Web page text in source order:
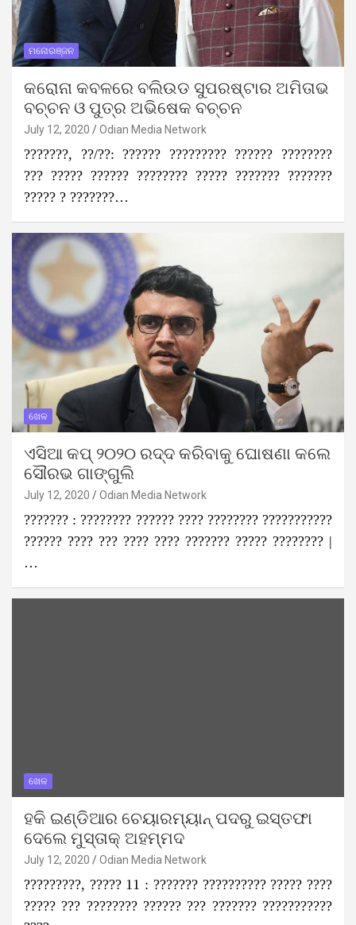
ମନୋରଞ୍ଜନ
କରୋନା କବଳରେ ବଲିଉଡ ସୁପରଷ୍ଟାର ଅମିତାଭ
ବଚ୍ଚନ ଓ ପୁତ୍ର ଅଭିଷେକ ବଚ୍ଚନ
July 12, 2020 Odian Media Network
???????, ??/??: ?????? ????????? ?????? ????????
??? ????? ?????? ???????? ????? ??????? ???????
????? ? ???????…
ଖେଳ
ଏସିଆ କପ୍ ୨୦୨୦ ରଦ୍ଦ କରିବାକୁ ଘୋଷଣା କଲେ
ସୌରଭ ଗାଙ୍ଗୁଲି
July 12, 2020 Odian Media Network
??????? : ???????? ?????? ???? ???????? ???????????
?????? ???? ??? ???? ???? ??????? ????? ???????? |
…
ଖେଳ
ହକି ଇଣ୍ଡିଆର ଚେୟାରମ୍ୟାନ୍ ପଦରୁ ଇସ୍ତଫା
ଦେଲେ ମୁସ୍ତାକ୍ ଅହମ୍ମଦ
July 12, 2020 Odian Media Network
?????????, ????? 11 : ??????? ?????????? ????? ????
????? ??? ???????? ?????? ??? ??????? ???????????